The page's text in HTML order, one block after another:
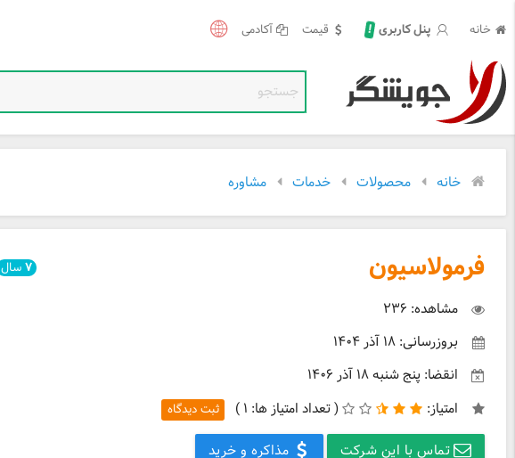
خانه پنل کاربری ! قیمت آکادمی
خانه محصولات خدمات مشاوره
فرمولاسیون
مشاهده: ۲۳۶
بروزرسانی: ۱۸ آذر ۱۴۰۴
انقضا: پنج شنبه ۱۸ آذر ۱۴۰۶
امتیاز:
(تعداد امتیاز ها: ۱ ) ثبت دیدگاه
تماس با این شرکت مذاکره و خرید
۷سال